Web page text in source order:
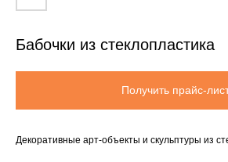
Бабочки из стеклопластика
Получить прайс-
Декоративные арт-объекты и скульптуры из